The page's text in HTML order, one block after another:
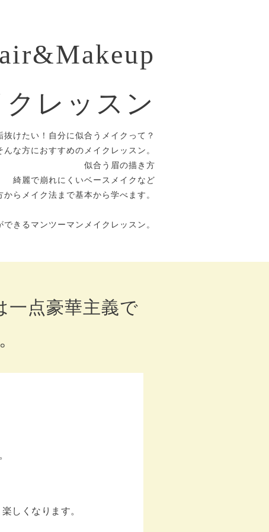
クレッスン
抜けたい！自分に似合うメイクって？
んな方におすすめのメイクレッスン。
似合う眉の描き方
綺麗で崩れにくいベースメイクなど
からメイク法まで基本から学べます。
きるマンツーマンメイクレッスン。
一点豪華主義で
しくなります。